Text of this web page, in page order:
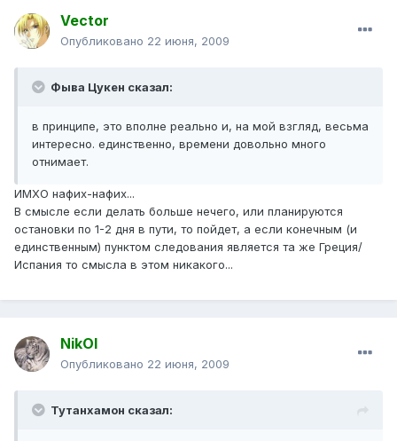
Vector
Опубликовано 22 июня, 2009
Фыва Цукен сказал:
в принципе, это вполне реально и, на мой взгляд, весьма
интересно. единственно, времени довольно много
отнимает.
ИМХО нафих-нафих...
В смысле если делать больше нечего, или планируются
остановки по 1-2 дня в пути, то пойдет, а если конечным (и
единственным) пунктом следования является та же Греция/
Испания то смысла в этом никакого...
NikOl
Опубликовано 22 июня, 2009
Тутанхамон сказал: